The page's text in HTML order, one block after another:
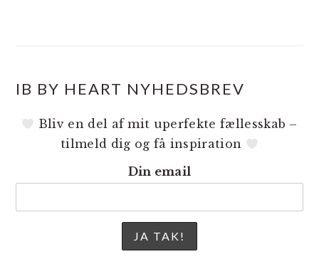
IB BY HEART NYHEDSBREV
Bliv en del af mit uperfekte fællesskab –
tilmeld dig og få inspiration
Din email